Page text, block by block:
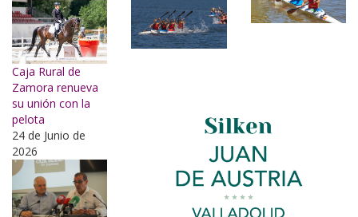
Caja Rural de
Zamora renueva
su unión con la
pelota
24 de Junio de
2026